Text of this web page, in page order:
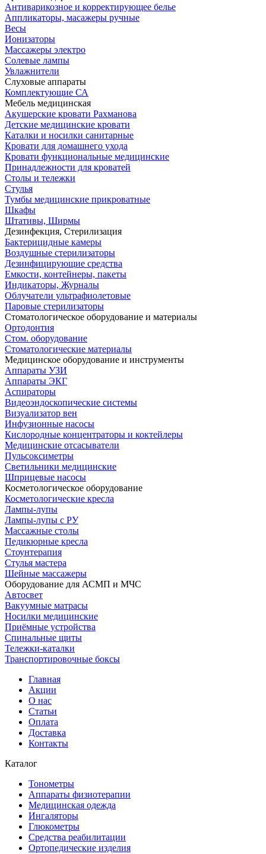
Антиварикозное и корректирующее белье
Аппликаторы, масажеры ручные
Весы
Ионизаторы
Массажеры электро
Солевые лампы
Увлажнители
Слуховые аппараты
Комплектующие СА
Мебель медицинская
Акушерские кровати Рахманова
Детские медицинские кровати
Каталки и носилки санитарные
Кровати для домашнего ухода
Кровати функциональные медицинские
Принадлежности для кроватей
Столы и тележки
Стулья
Тумбы медицинские прикроватные
Шкафы
Штативы, Ширмы
Дезинфекция, Стерилизация
Бактерицидные камеры
Воздушные стерилизаторы
Дезинфицирующие средства
Емкости, контейнеры, пакеты
Индикаторы, Журналы
Облучатели ультрафиолетовые
Паровые стерилизаторы
Стоматологическое оборудование и материалы
Ортодонтия
Стом. оборудование
Стоматологические материалы
Медицинское оборудование и инструменты
Аппараты УЗИ
Аппараты ЭКГ
Аспираторы
Видеоэндоскопические системы
Визуализатор вен
Инфузионные насосы
Кислородные концентраторы и коктейлеры
Медицинские отсасыватели
Пульсоксиметры
Светильники медицинские
Шприцевые насосы
Косметологическое оборудование
Косметологические кресла
Лампы-лупы
Лампы-лупы с РУ
Массажные столы
Педикюрные кресла
Стоунтерапия
Стулья мастера
Шейные массажеры
Оборудование для АСМП и МЧС
Автосвет
Вакуумные матрасы
Носилки медицинские
Приёмные устройства
Спинальные щиты
Тележки-каталки
Транспортировочные боксы
Главная
Акции
О нас
Статьи
Оплата
Доставка
Контакты
Каталог
Тонометры
Аппараты физиотерапии
Медицинская одежда
Ингаляторы
Глюкометры
Средства реабилитации
Ортопедические изделия